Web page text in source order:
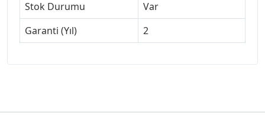
Stok Durumu
Var
Garanti (Yıl)
2